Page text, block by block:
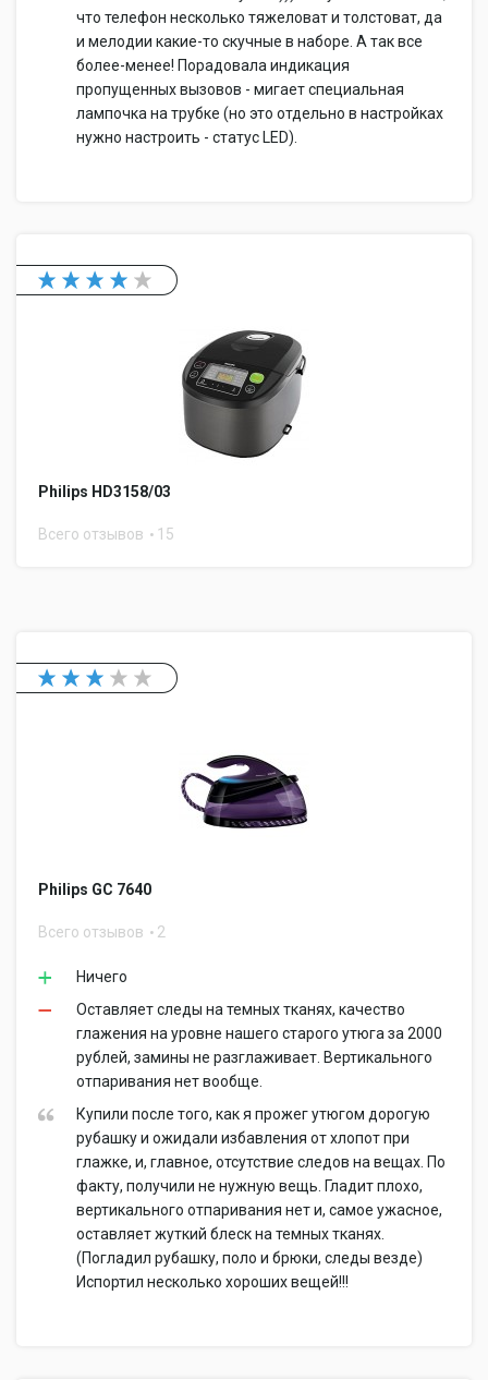
что телефон несколько тяжеловат и толстоват, да
и мелодии какие-то скучные в наборе. А так все
более-менее! Порадовала индикация
пропущенных вызовов - мигает специальная
лампочка на трубке (но это отдельно в настройках
нужно настроить - статус LED).
Philips HD3158/03
Всего отзывов 15
Philips GC 7640
Всего отзывов 2
Ничего
Оставляет следы на темных тканях, качество
глажения на уровне нашего старого утюга за 2000
рублей, замины не разглаживает. Вертикального
отпаривания нет вообще.
Купили после того, как я прожег утюгом дорогую
рубашку и ожидали избавления от хлопот при
глажке, и, главное, отсутствие следов на вещах. По
факту, получили не нужную вещь. Гладит плохо,
вертикального отпаривания нет и, самое ужасное,
оставляет жуткий блеск на темных тканях.
(Погладил рубашку, поло и брюки, следы везде)
Испортил несколько хороших вещей!!!